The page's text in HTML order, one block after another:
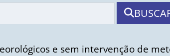
e sem intervenção de